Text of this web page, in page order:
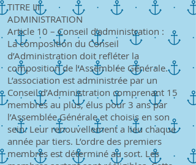
TITRE III
ADMINISTRATION
Article 10 – Conseil d’administration :
La composition du Conseil
d’Administration doit refléter la
composition de l’Assemblée Générale.
L’association est administrée par un
Conseil d’Administration comprenant 15
membres au plus, élus pour 3 ans par
l’Assemblée Générale et choisis en son
sein. Leur renouvellement a lieu chaque
année par tiers. L’ordre des premiers
membres est déterminé au sort. Les